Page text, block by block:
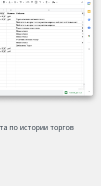
по истории торгов